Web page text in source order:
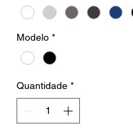
Modelo *
Quantidade *